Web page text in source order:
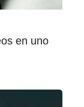
en uno